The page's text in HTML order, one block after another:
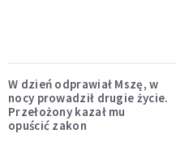
W dzień odprawiał Mszę, w
nocy prowadził drugie życie.
Przełożony kazał mu
opuścić zakon